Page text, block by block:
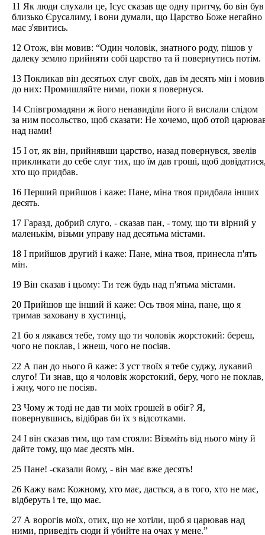
11 Як люди слухали це, Ісус сказав ще одну притчу, бо він був
близько Єрусалиму, і вони думали, що Царство Боже негайно
має з'явитись.
12 Отож, він мовив: “Один чоловік, знатного роду, пішов у
далеку землю прийняти собі царство та й повернутись потім.
13 Покликав він десятьох слуг своїх, дав їм десять мін і мовив
до них: Промишляйте ними, поки я повернуся.
14 Співгромадяни ж його ненавиділи його й вислали слідом
за ним посольство, щоб сказати: Не хочемо, щоб отой
над нами!
15 І от, як він, прийнявши царство, назад повернувся, звелів
прикликати до себе слуг тих, що їм дав гроші, щоб
хто що придбав.
16 Перший прийшов і каже: Пане, міна твоя придбала інших
десять.
17 Гаразд, добрий слуго, - сказав пан, - тому, що ти вірний у
маленькім, візьми управу над десятьма містами.
18 І прийшов другий і каже: Пане, міна твоя, принесла п'ять
мін.
19 Він сказав і цьому: Ти теж будь над п'ятьма містами.
20 Прийшов ще інший й каже: Ось твоя міна, пане, що я
тримав заховану в хустинці,
21 бо я лякався тебе, тому що ти чоловік жорстокий: береш,
чого не поклав, і жнеш, чого не посіяв.
22 А пан до нього й каже: З уст твоїх я тебе суджу, лукавий
слуго! Ти знав, що я чоловік жорстокий, беру, чого не поклав,
і жну, чого не посіяв.
23 Чому ж тоді не дав ти моїх грошей в обіг? Я,
повернувшись, відібрав би їх з відсотками.
24 І він сказав тим, що там стояли: Візьміть від нього міну й
дайте тому, що має десять мін.
25 Пане! -сказали йому, - він має вже десять!
26 Кажу вам: Кожному, хто має, дасться, а в того, хто не має,
відберуть і те, що має.
27 А ворогів моїх, отих, що не хотіли, щоб я царював над
ними, приведіть сюди й убийте на очах у мене.”